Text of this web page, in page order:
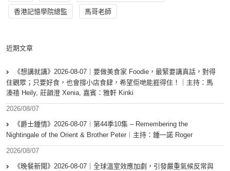
香港記憶學院總監 馬哥老師
近期文章
《想講就講》2026-08-07｜要做美食家 Foodie，最緊要講真話，對得
住觀眾；只要好食，也會撐小店食肆，希望佢哋能捱得住！｜主持：馬
溱禧 Heily, 莊韻澄 Xenia, 嘉賓：雅軒 Kinki
2026/08/07
《爵士鍾情》2026-08-07︱第44季10集 – Remembering the
Nightingale of the Orient & Brother Peter︱主持：鍾一諾 Roger
2026/08/07
《晚餐新聞》2026-08-07｜全球溫室效應加劇，引發嚴重氣候反常與